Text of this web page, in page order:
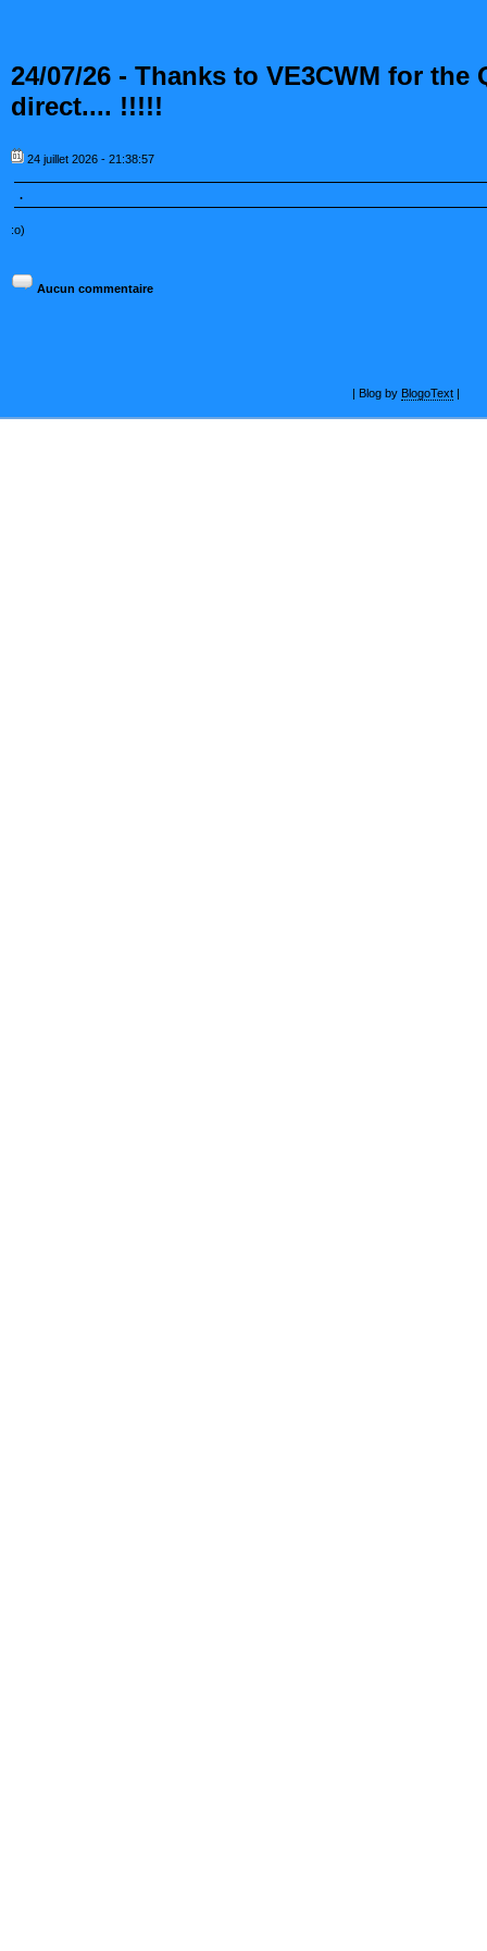
24/07/26 - Thanks to VE3CWM for the
direct.... !!!!!
24 juillet 2026 - 21:38:57
.
:o)
Aucun commentaire
| Blog by BlogoText|